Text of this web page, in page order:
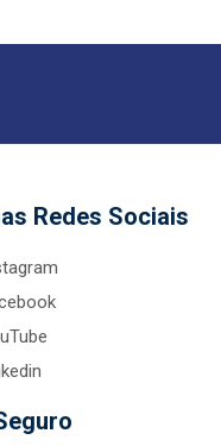
Redes Sociais